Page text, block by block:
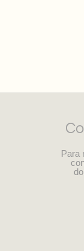
Para